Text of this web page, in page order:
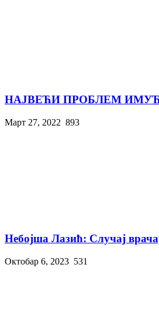
НАЈВЕЋИ ПРОБЛЕМ
Март 27, 2022 893
Небојша Лазић: Случај
Октобар 6, 2023 531